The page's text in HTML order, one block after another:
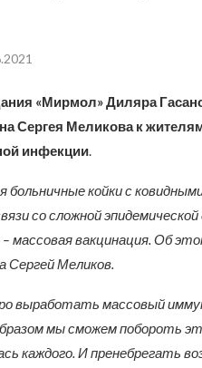
«Мирмол» Диляра
Сергея Меликова к
инфекции.
больничные койки с
со сложной
массовая вакцинация. Об
Сергей Меликов.
выработать массовый
мы сможем побороть
каждого. И пренебрегать